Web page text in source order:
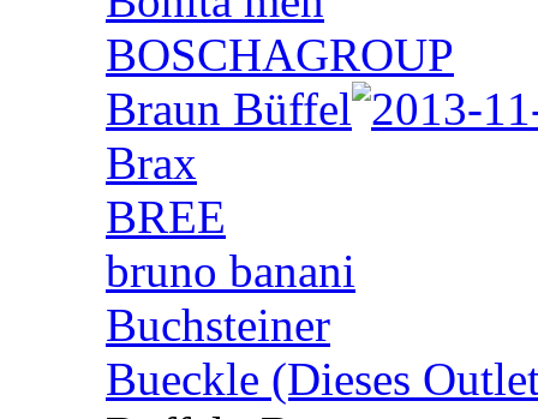
BOSCHAGROUP
Braun Büffel
Brax
BREE
bruno banani
Buchsteiner
Bueckle (Dieses